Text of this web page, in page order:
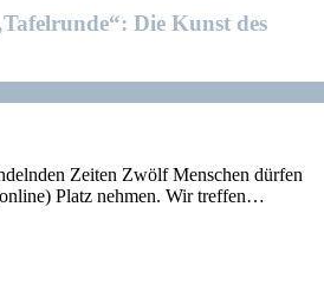
Die Kunst des
Zeiten Zwölf Menschen dürfen
Platz nehmen. Wir treffen…